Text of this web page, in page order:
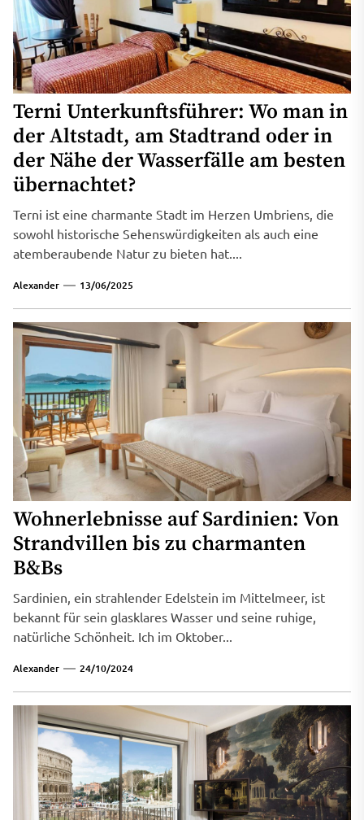
Terni Unterkunftsführer: Wo man in
der Altstadt, am Stadtrand oder in
der Nähe der Wasserfälle am besten
übernachtet?
Terni ist eine charmante Stadt im Herzen Umbriens, die
sowohl historische Sehenswürdigkeiten als auch eine
atemberaubende Natur zu bieten hat....
Alexander 13/06/2025
Wohnerlebnisse auf Sardinien: Von
Strandvillen bis zu charmanten
B&Bs
Sardinien, ein strahlender Edelstein im Mittelmeer, ist
bekannt für sein glasklares Wasser und seine ruhige,
natürliche Schönheit. Ich im Oktober...
Alexander 24/10/2024